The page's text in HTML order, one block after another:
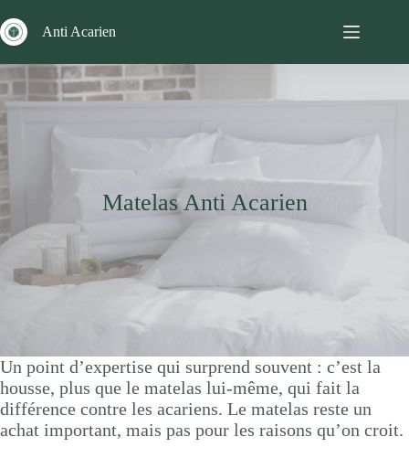
au
contenu
Anti Acarien
Matelas Anti Acarien
Un point d’expertise qui surprend souvent : c’est la
housse, plus que le matelas lui-même, qui fait la
différence contre les acariens. Le matelas reste un
achat important, mais pas pour les raisons qu’on croit.